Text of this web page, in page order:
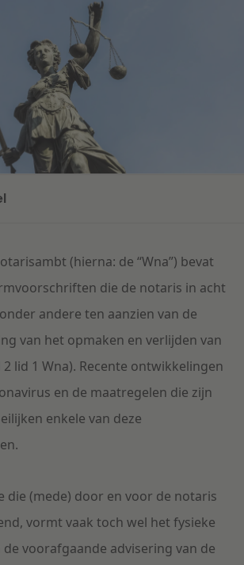
& Verzekering
onderneming
(hierna: de “Wna”) bevat
die de notaris in acht
andere ten aanzien van de
van het opmaken en verlijden van
lid 1 Wna). Recente ontwikkelingen
en de maatregelen die zijn
enkele van deze
die (mede) door en voor de notaris
vormt vaak toch wel het fysieke
voorafgaande advisering van de